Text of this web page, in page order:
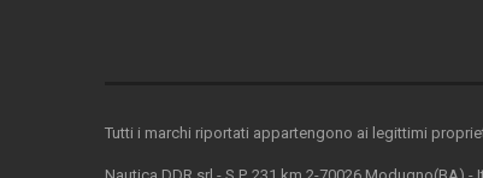
Tutti i marchi riportati appartengono ai legittimi